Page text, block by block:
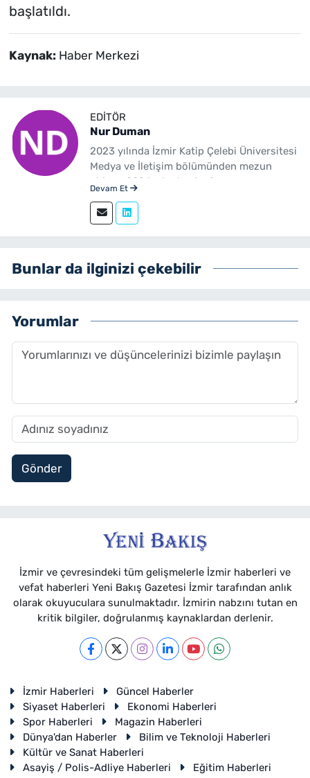
başlatıldı.
Kaynak: Haber Merkezi
EDITÖR
Nur Duman
2023 yılında İzmir Katip Çelebi Üniversitesi
Medya ve İletişim bölümünden mezun
oldum. 2024 yılından beri
olarak çalışmaktayım.
Devam Et
Bunlar da ilginizi çekebilir
Yorumlar
Gönder
İzmir ve çevresindeki tüm gelişmelerle İzmir haberleri ve
vefat haberleri Yeni Bakış Gazetesi İzmir tarafından anlık
olarak okuyuculara sunulmaktadır. İzmirin nabzını tutan en
kritik bilgiler, doğrulanmış kaynaklardan derlenir.
İzmir Haberleri
Güncel Haberler
Siyaset Haberleri
Ekonomi Haberleri
Spor Haberleri
Magazin Haberleri
Dünya'dan Haberler
Bilim ve Teknoloji Haberleri
Kültür ve Sanat Haberleri
Asayiş / Polis-Adliye Haberleri
Eğitim Haberleri